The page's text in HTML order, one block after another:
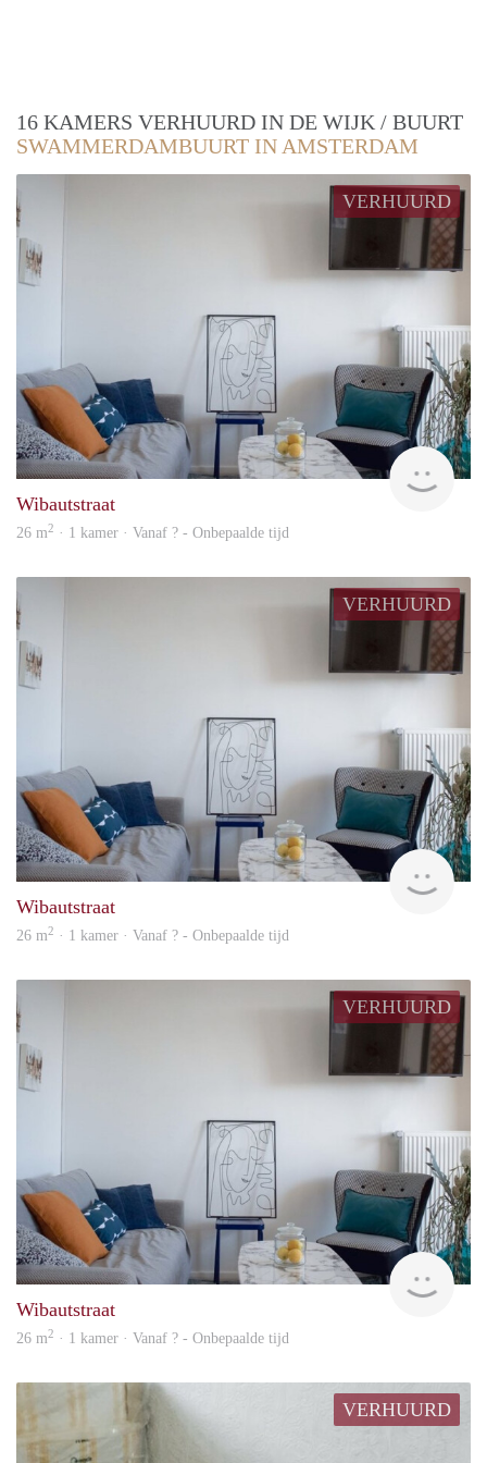
16 KAMERS VERHUURD IN DE WIJK / BUURT
SWAMMERDAMBUURT IN AMSTERDAM
VERHUURD
Wibautstraat
26 m2 · 1 kamer · Vanaf ? - Onbepaalde tijd
VERHUURD
Wibautstraat
26 m2 · 1 kamer · Vanaf ? - Onbepaalde tijd
VERHUURD
Wibautstraat
26 m2 · 1 kamer · Vanaf ? - Onbepaalde tijd
VERHUURD